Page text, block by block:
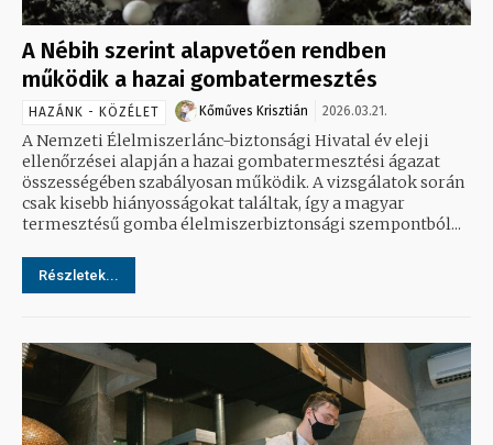
A Nébih szerint alapvetően rendben
működik a hazai gombatermesztés
HAZÁNK - KÖZÉLET Kőműves Krisztián 2026.03.21.
A Nemzeti Élelmiszerlánc-biztonsági Hivatal év eleji
ellenőrzései alapján a hazai gombatermesztési ágazat
összességében szabályosan működik. A vizsgálatok során
csak kisebb hiányosságokat találtak, így a magyar
termesztésű gomba élelmiszerbiztonsági szempontból...
Részletek...